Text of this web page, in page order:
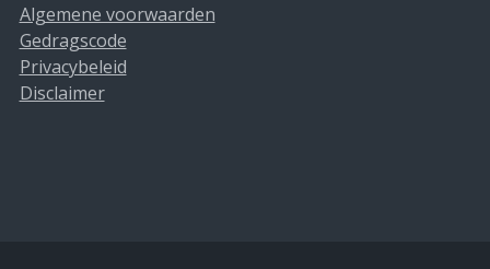
Algemene voorwaarden
Gedragscode
Privacybeleid
Disclaimer